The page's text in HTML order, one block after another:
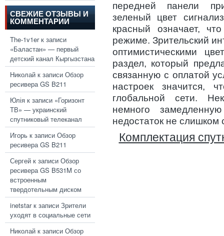
СВЕЖИЕ ОТЗЫВЫ И
КОММЕНТАРИИ
The-1v1erк записи
«Баластан» — первый
детский канал Кыргызстана
Николай к записи Обзор
ресивера GS B211
Юлія к записи «Горизонт
ТВ» — украинский
спутниковый телеканал
Игорь к записи Обзор
ресивера GS B211
Сергей к записи Обзор
ресивера GS B531M со
встроенным
твердотельным диском
inetstarк записи Зрители
уходят в социальные сети
Николай к записи Обзор
передней панели
зеленый цвет
красный означает,
режиме. Зрительский
оптимистическими
раздел, который
связанную с оплатой
настроек значится,
глобальной сети.
немного
недостаток не слишком
Комплектация